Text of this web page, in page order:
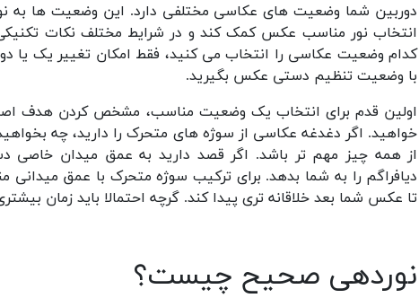
دوربین شما وضعیت های عکاسی مختلفی دارد. این وضعیت ها به
انتخاب نور مناسب عکس کمک کند و در شرایط مختلف نکات
کدام وضعیت عکاسی را انتخاب می کنید، فقط امکان تغییر یک یا دو
با وضعیت تنظیم دستی عکس بگیرید.
اولین قدم برای انتخاب یک وضعیت مناسب، مشخص کردن هدف
خواهید. اگر دغدغه عکاسی از سوژه های متحرک را دارید، چه
از همه چیز مهم تر باشد. اگر قصد دارید به عمق میدان خاصی
دیافراگم را به شما بدهد. برای ترکیب سوژه متحرک با عمق
تا عکس شما بعد خلاقانه تری پیدا کند. گرچه احتمالا باید زمان
نوردهی صحیح چیست؟